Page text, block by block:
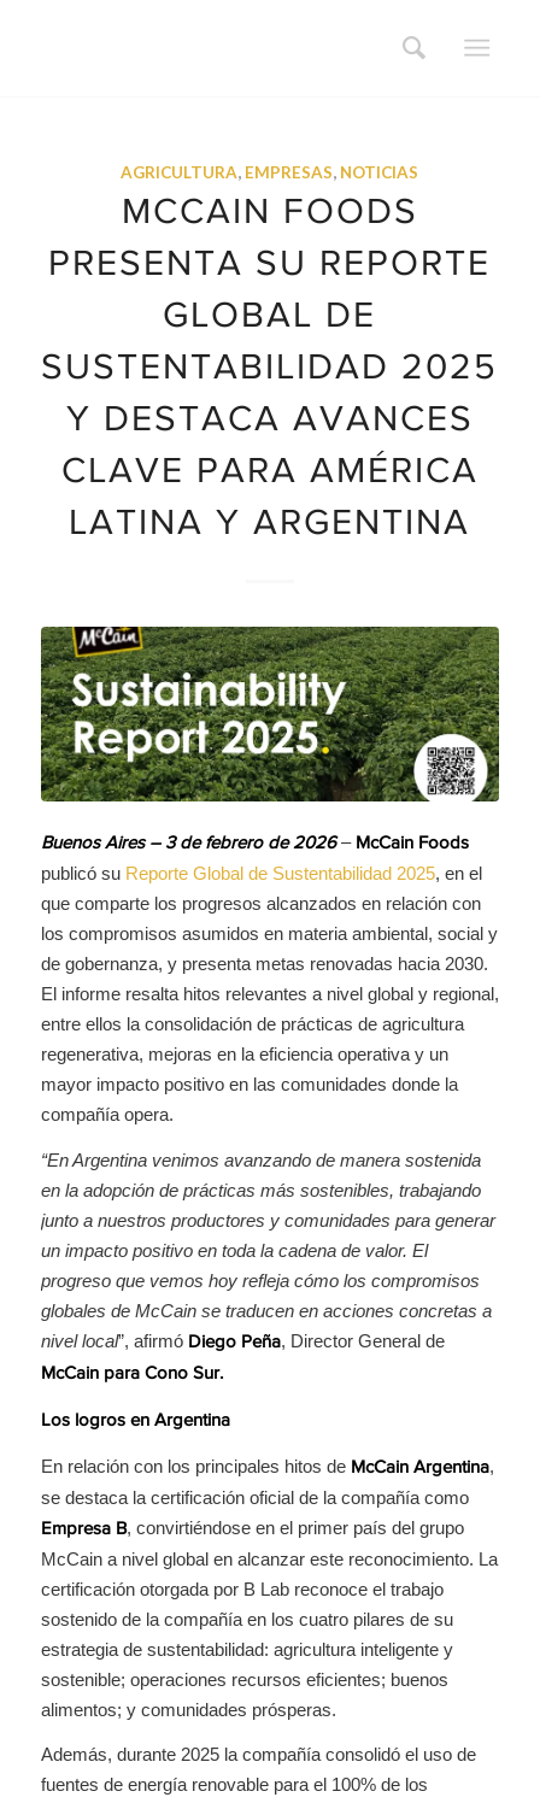
AGRICULTURA, EMPRESAS, NOTICIAS
MCCAIN FOODS
PRESENTA SU REPORTE
GLOBAL DE
SUSTENTABILIDAD 2025
Y DESTACA AVANCES
CLAVE PARA AMÉRICA
LATINA Y ARGENTINA
Buenos Aires – 3 de febrero de 2026– McCain Foods
publicó su Reporte Global de Sustentabilidad 2025, en el
que comparte los progresos alcanzados en relación con
los compromisos asumidos en materia ambiental, social y
de gobernanza, y presenta metas renovadas hacia 2030.
El informe resalta hitos relevantes a nivel global y regional,
entre ellos la consolidación de prácticas de agricultura
regenerativa, mejoras en la eficiencia operativa y un
mayor impacto positivo en las comunidades donde la
compañía opera.
“En Argentina venimos avanzando de manera sostenida
en la adopción de prácticas más sostenibles, trabajando
junto a nuestros productores y comunidades para generar
un impacto positivo en toda la cadena de valor. El
progreso que vemos hoy refleja cómo los compromisos
globales de McCain se traducen en acciones concretas a
nivel local”, afirmó Diego Peña, Director General de
McCain para Cono Sur.
Los logros en Argentina
En relación con los principales hitos de McCain Argentina,
se destaca la certificación oficial de la compañía como
Empresa B, convirtiéndose en el primer país del grupo
McCain a nivel global en alcanzar este reconocimiento. La
certificación otorgada por B Lab reconoce el trabajo
sostenido de la compañía en los cuatro pilares de su
estrategia de sustentabilidad: agricultura inteligente y
sostenible; operaciones recursos eficientes; buenos
alimentos; y comunidades prósperas.
Además, durante 2025 la compañía consolidó el uso de
fuentes de energía renovable para el 100% de los